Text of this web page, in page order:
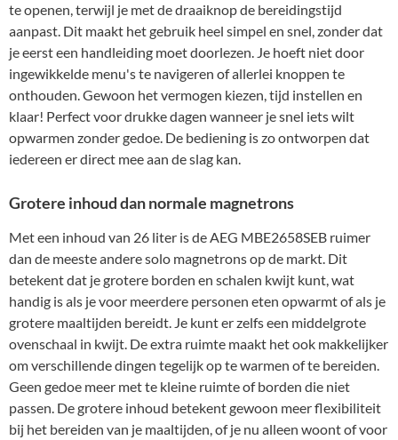
te openen, terwijl je met de draaiknop de bereidingstijd
aanpast. Dit maakt het gebruik heel simpel en snel, zonder dat
je eerst een handleiding moet doorlezen. Je hoeft niet door
ingewikkelde menu's te navigeren of allerlei knoppen te
onthouden. Gewoon het vermogen kiezen, tijd instellen en
klaar! Perfect voor drukke dagen wanneer je snel iets wilt
opwarmen zonder gedoe. De bediening is zo ontworpen dat
iedereen er direct mee aan de slag kan.
Grotere inhoud dan normale magnetrons
Met een inhoud van 26 liter is de AEG MBE2658SEB ruimer
dan de meeste andere solo magnetrons op de markt. Dit
betekent dat je grotere borden en schalen kwijt kunt, wat
handig is als je voor meerdere personen eten opwarmt of als je
grotere maaltijden bereidt. Je kunt er zelfs een middelgrote
ovenschaal in kwijt. De extra ruimte maakt het ook makkelijker
om verschillende dingen tegelijk op te warmen of te bereiden.
Geen gedoe meer met te kleine ruimte of borden die niet
passen. De grotere inhoud betekent gewoon meer flexibiliteit
bij het bereiden van je maaltijden, of je nu alleen woont of voor